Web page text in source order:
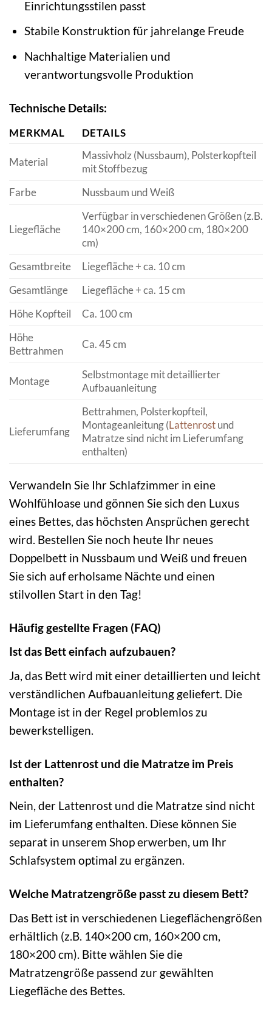
Einrichtungsstilen passt
Stabile Konstruktion für jahrelange Freude
Nachhaltige Materialien und
verantwortungsvolle Produktion
Technische Details:
MERKMAL DETAILS
Material
Massivholz (Nussbaum), Polsterkopfteil
mit Stoffbezug
Farbe
Nussbaum und Weiß
Liegefläche
Verfügbar in verschiedenen Größen (z.B.
140×200 cm, 160×200 cm, 180×200
cm)
Gesamtbreite
Liegefläche + ca. 10 cm
Gesamtlänge
Liegefläche + ca. 15 cm
Höhe Kopfteil
Ca. 100 cm
Höhe
Bettrahmen
Ca. 45 cm
Montage
Selbstmontage mit detaillierter
Aufbauanleitung
Lieferumfang
Bettrahmen, Polsterkopfteil,
Montageanleitung (Lattenrostund
Matratze sind nicht im Lieferumfang
enthalten)
Verwandeln Sie Ihr Schlafzimmer in eine
Wohlfühloase und gönnen Sie sich den Luxus
eines Bettes, das höchsten Ansprüchen gerecht
wird. Bestellen Sie noch heute Ihr neues
Doppelbett in Nussbaum und Weiß und freuen
Sie sich auf erholsame Nächte und einen
stilvollen Start in den Tag!
Häufig gestellte Fragen (FAQ)
Ist das Bett einfach aufzubauen?
Ja, das Bett wird mit einer detaillierten und leicht
verständlichen Aufbauanleitung geliefert. Die
Montage ist in der Regel problemlos zu
bewerkstelligen.
Ist der Lattenrost und die Matratze im Preis
enthalten?
Nein, der Lattenrost und die Matratze sind nicht
im Lieferumfang enthalten. Diese können Sie
separat in unserem Shop erwerben, um Ihr
Schlafsystem optimal zu ergänzen.
Welche Matratzengröße passt zu diesem Bett?
Das Bett ist in verschiedenen Liegeflächengrößen
erhältlich (z.B. 140×200 cm, 160×200 cm,
180×200 cm). Bitte wählen Sie die
Matratzengröße passend zur gewählten
Liegefläche des Bettes.